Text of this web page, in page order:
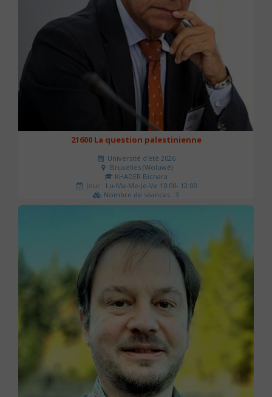
21600 La question palestinienne
Université d'été 2026
Bruxelles (Woluwé)
KHADER Bichara
Jour : Lu-Ma-Me-Je-Ve 10:00- 12:00
Nombre de séances : 3
63 €